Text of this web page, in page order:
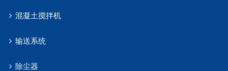
混凝土搅拌机
输送系统
除尘器